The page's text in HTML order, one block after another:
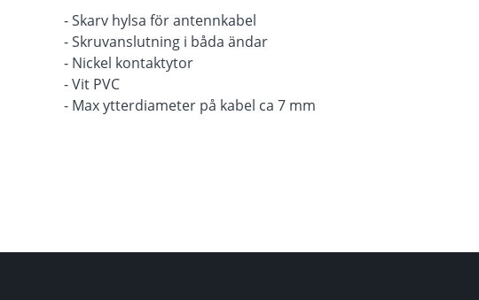
- Skarv hylsa för antennkabel
- Skruvanslutning i båda ändar
- Nickel kontaktytor
- Vit PVC
- Max ytterdiameter på kabel ca 7 mm